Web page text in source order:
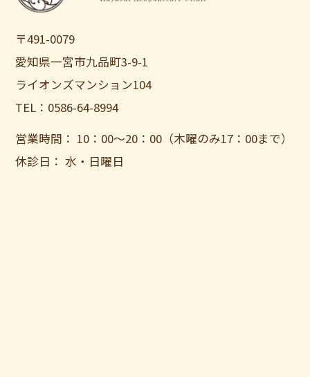
〒491-0079
愛知県一宮市九品町3-9-1
ライオンズマンション104
TEL：0586-64-8994
営業時間： 10：00〜20：00（木曜のみ17：00まで）
休診日： 水・日曜日